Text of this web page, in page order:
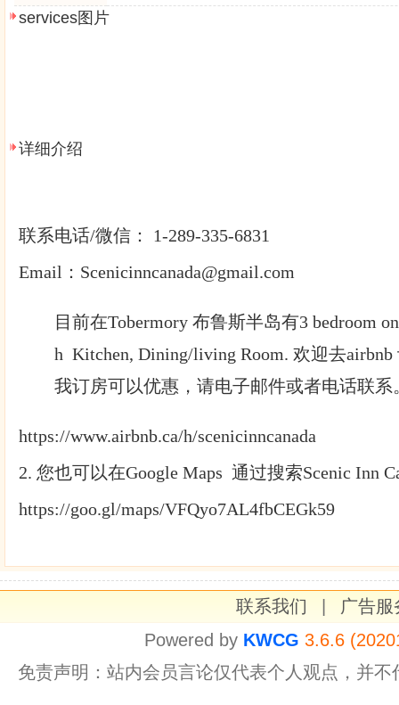
services图片
详细介绍
联系电话/微信： 1-289-335-6831
Email：Scenicinncanada@gmail.com
目前在Tobermory 布鲁斯半岛有3 bedroom
h Kitchen, Dining/living Room. 欢迎去
我订房可以优惠，请电子邮件或者电话联系
https://www.airbnb.ca/h/scenicinncanada
2. 您也可以在Google Maps 通过搜索Scenic Inn
https://goo.gl/maps/VFQyo7AL4fbCEGk59
联系我们
广告服
Powered by KWCG 3.6.6
免责声明：站内会员言论仅代表个人观点，并